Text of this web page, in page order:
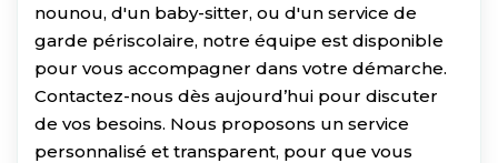
nounou, d'un baby-sitter, ou d'un service de
garde périscolaire, notre équipe est disponible
pour vous accompagner dans votre démarche.
Contactez-nous dès aujourd’hui pour discuter
de vos besoins. Nous proposons un service
personnalisé et transparent, pour que vous